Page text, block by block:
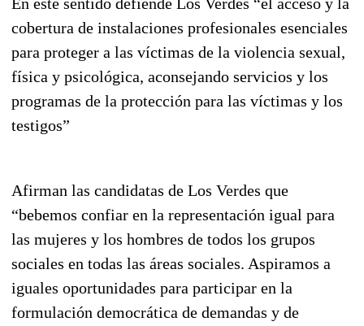
cobertura de instalaciones profesionales esenciales
para proteger a las víctimas de la violencia sexual,
física y psicológica, aconsejando servicios y los
programas de la protección para las víctimas y los
testigos”
Afirman las candidatas de Los Verdes que
“bebemos confiar en la representación igual para
las mujeres y los hombres de todos los grupos
sociales en todas las áreas sociales. Aspiramos a
iguales oportunidades para participar en la
formulación democrática de demandas y de